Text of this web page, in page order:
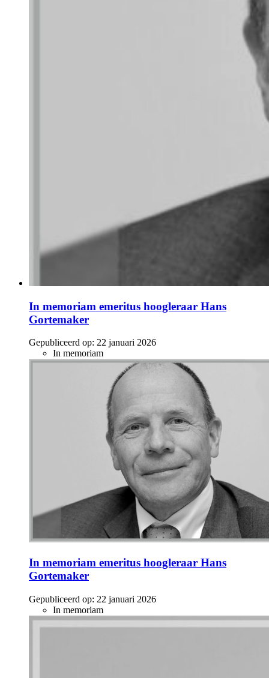
In memoriam emeritus hoogleraar Hans
Gortemaker
Gepubliceerd op: 22 januari 2026
In memoriam
In memoriam emeritus hoogleraar Hans
Gortemaker
Gepubliceerd op: 22 januari 2026
In memoriam